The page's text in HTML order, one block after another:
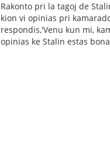
Rakonto pri la tagoj de
kion vi opinias pri
respondis,'Venu kun mi,
opinias ke Stalin estas